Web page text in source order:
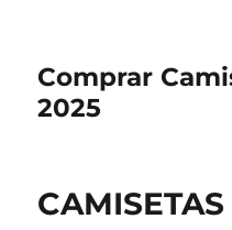
Comprar
2025